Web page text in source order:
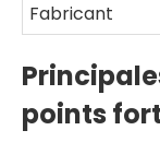
Fabricant
points